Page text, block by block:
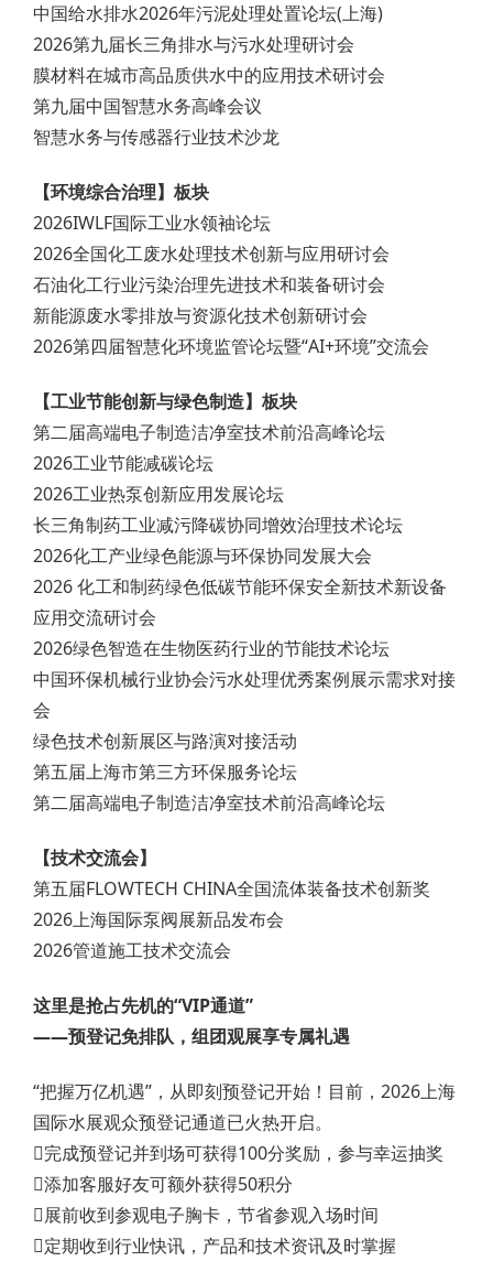
中国给水排水2026年污泥处理处置论坛(上海)
2026第九届长三角排水与污水处理研讨会
膜材料在城市高品质供水中的应用技术研讨会
第九届中国智慧水务高峰会议
智慧水务与传感器行业技术沙龙
【环境综合治理】板块
2026IWLF国际工业水领袖论坛
2026全国化工废水处理技术创新与应用研讨会
石油化工行业污染治理先进技术和装备研讨会
新能源废水零排放与资源化技术创新研讨会
2026第四届智慧化环境监管论坛暨“AI+环境”交流会
【工业节能创新与绿色制造】板块
第二届高端电子制造洁净室技术前沿高峰论坛
2026工业节能减碳论坛
2026工业热泵创新应用发展论坛
长三角制药工业减污降碳协同增效治理技术论坛
2026化工产业绿色能源与环保协同发展大会
2026 化工和制药绿色低碳节能环保安全新技术新设备
应用交流研讨会
2026绿色智造在生物医药行业的节能技术论坛
中国环保机械行业协会污水处理优秀案例展示需求对接
会
绿色技术创新展区与路演对接活动
第五届上海市第三方环保服务论坛
第二届高端电子制造洁净室技术前沿高峰论坛
【技术交流会】
第五届FLOWTECH CHINA全国流体装备技术创新奖
2026上海国际泵阀展新品发布会
2026管道施工技术交流会
这里是抢占先机的“VIP通道”
——预登记免排队，组团观展享专属礼遇
“把握万亿机遇”，从即刻预登记开始！目前，2026上海
国际水展观众预登记通道已火热开启。
完成预登记并到场可获得100分奖励，参与幸运抽奖
添加客服好友可额外获得50积分
展前收到参观电子胸卡，节省参观入场时间
定期收到行业快讯，产品和技术资讯及时掌握